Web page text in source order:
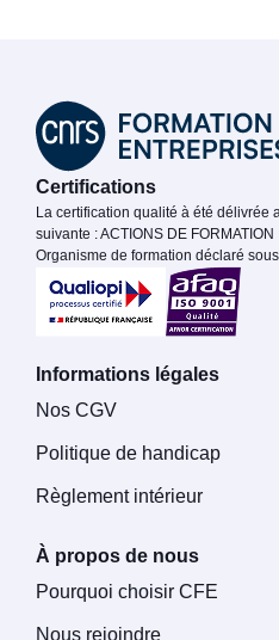
Certifications
La certification qualité à été délivrée
suivante : ACTIONS DE FORMATION
Organisme de formation déclaré
Informations légales
Nos CGV
Politique de handicap
Règlement intérieur
À propos de nous
Pourquoi choisir CFE
Nous rejoindre